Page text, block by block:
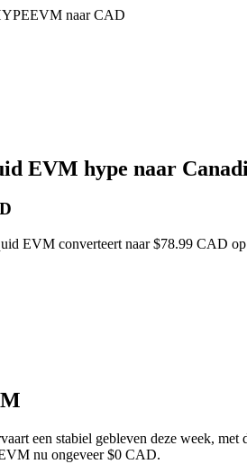
naar CAD
EVM hype naar
EVM converteert naar $78.99 CAD
een stabiel gebleven deze week, met
nu ongeveer $0 CAD.